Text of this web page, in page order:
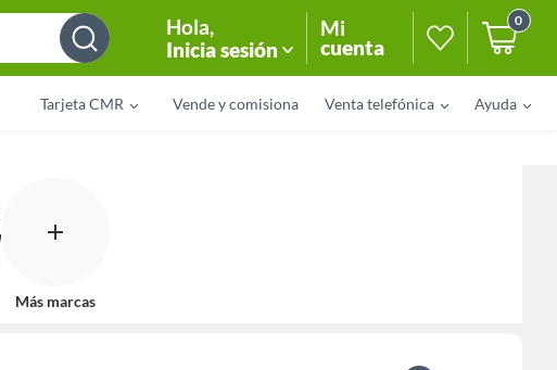
Hola,
Inicia sesión
Mi
cuenta
0
Tarjeta CMR Vende y comisiona Venta telefónica Ayuda
Más marcas